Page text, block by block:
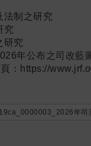
制之研究
究
公布之司改藍
https://
年司